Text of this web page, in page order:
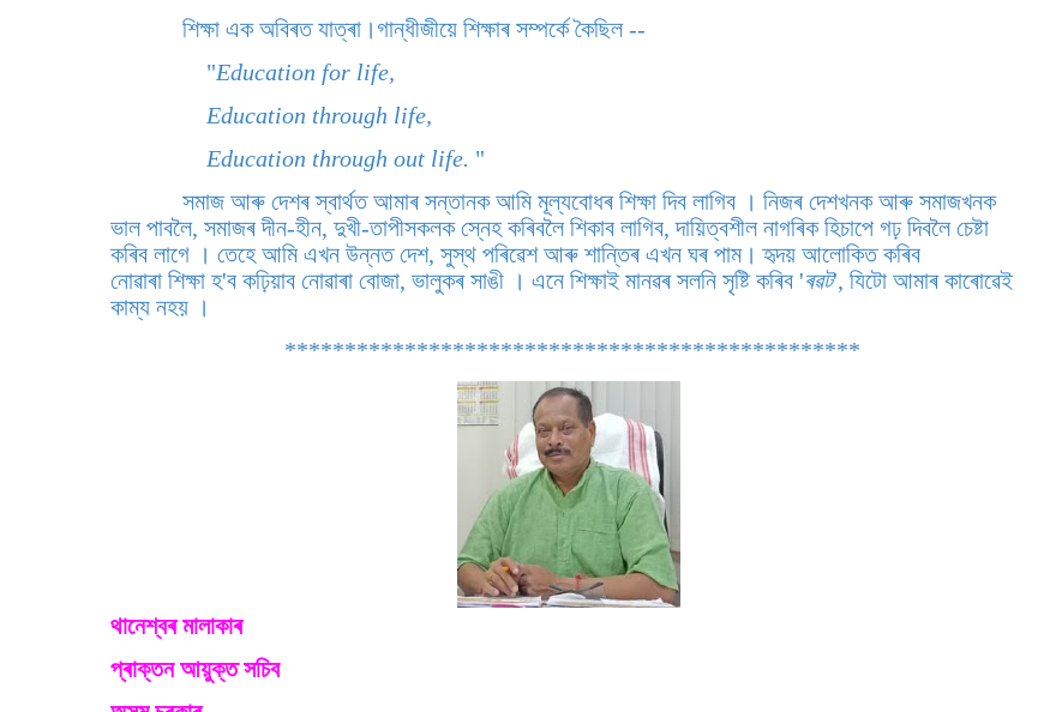
শিক্ষা এক অবিৰত যাত্ৰা।গান্ধীজীয়ে শিক্ষাৰ সম্পৰ্কে কৈছিল --
"Education for life,
Education through life,
Education through out life. "
সমাজ আৰু দেশৰ স্বাৰ্থত আমাৰ সন্তানক আমি মূল্যবোধৰ শিক্ষা দিব লাগিব । নিজৰ দেশখনক আৰু সমাজখনক
ভাল পাবলৈ, সমাজৰ দীন-হীন, দুখী-তাপীসকলক স্নেহ কৰিবলৈ শিকাব লাগিব, দায়িত্বশীল নাগৰিক হিচাপে গঢ় দিবলৈ চেষ্টা
কৰিব লাগে । তেহে আমি এখন উন্নত দেশ, সুস্থ পৰিৱেশ আৰু শান্তিৰ এখন ঘৰ পাম। হৃদয় আলোকিত কৰিব
নোৱাৰা শিক্ষা হ'ব কঢ়িয়াব নোৱাৰা বোজা, ভালুকৰ সাঙী । এনে শিক্ষাই মানৱৰ সলনি সৃষ্টি কৰিব 'ৰৱট', যিটো আমাৰ কাৰোৱেই
কাম্য নহয় ।
************************************************
থানেশ্বৰ মালাকাৰ
প্ৰাক্তন আয়ুক্ত সচিব